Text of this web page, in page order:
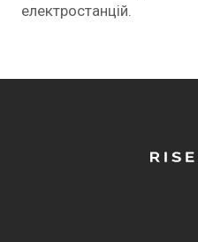
електростанцій.